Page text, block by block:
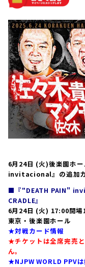
6月24日 (火)後楽園ホ
invitacional』の追加カ
■『"DEATH PAIN"
CRADLE』
6月24日 (火) 17:00開
東京・後楽園ホール
★対戦カード情報
★チケットは全席完売
ん。
★NJPW WORLD PPV